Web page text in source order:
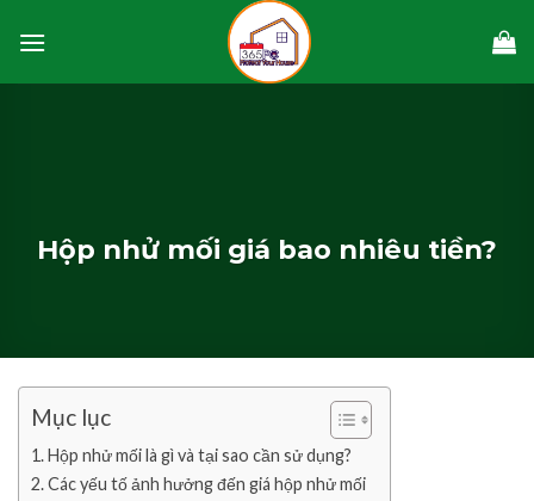
Hộp nhử mối giá bao nhiêu tiền?
Mục lục
Hộp nhử mối là gì và tại sao cần sử dụng?
Các yếu tố ảnh hưởng đến giá hộp nhử mối